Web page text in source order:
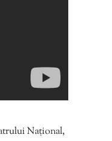
Național,